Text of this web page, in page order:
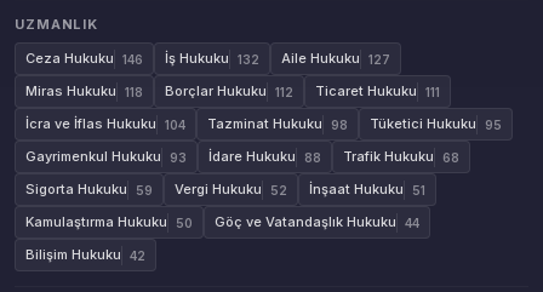
UZMANLIK
Ceza Hukuku
146 İş Hukuku 132 Aile Hukuku 127
Miras Hukuku 118 Borçlar Hukuku 112 Ticaret Hukuku 111
İcra ve İflas Hukuku 104 Tazminat Hukuku 98 Tüketici Hukuku 95
Gayrimenkul Hukuku 93 İdare Hukuku 88 Trafik Hukuku 68
Sigorta Hukuku 59 Vergi Hukuku 52 İnşaat Hukuku 51
Kamulaştırma Hukuku 50 Göç ve Vatandaşlık Hukuku 44
Bilişim Hukuku 42